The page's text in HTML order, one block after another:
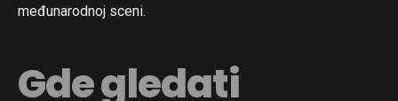
međunarodnoj sceni.
Gde gledati